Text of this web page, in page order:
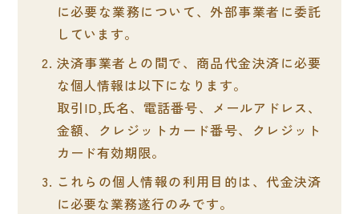
に必要な業務について、外部事業者に委託
しています。
決済事業者との間で、商品代金決済に必要
な個人情報は以下になります。
取引ID,氏名、電話番号、メールアドレス、
金額、クレジットカード番号、クレジット
カード有効期限。
これらの個人情報の利用目的は、代金決済
に必要な業務遂行のみです。